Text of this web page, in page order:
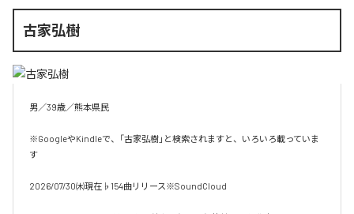
古家弘樹
男／39歳／熊本県民
※GoogleやKindleで、「古家弘樹」と検索されますと、いろいろ載っていま
す
2026/07/30㈭現在♭154曲リリース※SoundCloud